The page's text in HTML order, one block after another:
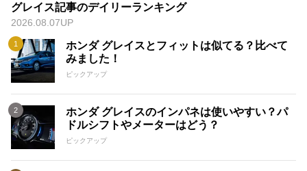
グレイス記事のデイリーランキング
2026.08.07UP
ホンダ グレイスとフィットは似てる？比べて
みました！
ピックアップ
ホンダ グレイスのインパネは使いやすい？パ
ドルシフトやメーターはどう？
ピックアップ